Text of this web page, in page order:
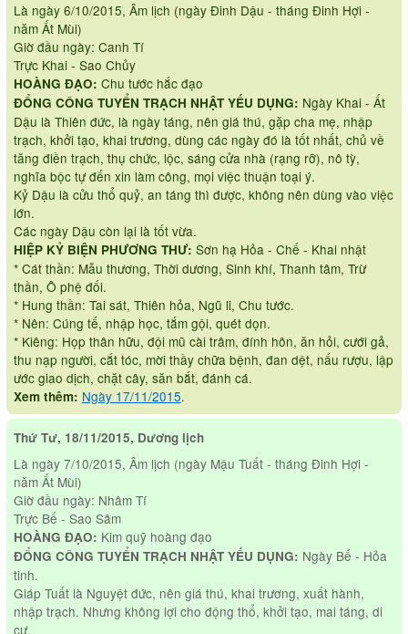
Là ngày 6/10/2015, Âm lịch (ngày Đinh Dậu - tháng Đinh Hợi -
năm Ất Mùi)
Giờ đầu ngày: Canh Tí
Trực Khai - Sao Chủy
HOÀNG ĐẠO: Chu tước hắc đạo
ĐỔNG CÔNG TUYỂN TRẠCH NHẬT YẾU DỤNG: Ngày Khai - Ất
Dậu là Thiên đức, là ngày táng, nên giá thú, gặp cha mẹ, nhập
trạch, khởi tạo, khai trương, dùng các ngày đó là tốt nhất, chủ về
tăng điền trạch, thụ chức, lộc, sáng cửa nhà (rạng rỡ), nô tỳ,
nghĩa bộc tự đến xin làm công, mọi việc thuận toại ý.
Kỷ Dậu là cửu thổ quỷ, an táng thì được, không nên dùng vào việc
lớn.
Các ngày Dậu còn lại là tốt vừa.
HIỆP KỶ BIỆN PHƯƠNG THƯ: Sơn hạ Hỏa - Chế - Khai nhật
* Cát thần: Mẫu thương, Thời dương, Sinh khí, Thanh tâm, Trừ
thần, Ô phệ đối.
* Hung thần: Tai sát, Thiên hỏa, Ngũ li, Chu tước.
* Nên: Cúng tế, nhập học, tắm gội, quét dọn.
* Kiêng: Họp thân hữu, đội mũ cài trâm, đính hôn, ăn hỏi, cưới gả,
thu nạp người, cắt tóc, mời thầy chữa bệnh, đan dệt, nấu rượu, lập
ước giao dịch, chặt cây, săn bắt, đánh cá.
Xem thêm: Ngày 17/11/2015.
Thứ Tư, 18/11/2015, Dương lịch
Là ngày 7/10/2015, Âm lịch (ngày Mậu Tuất - tháng Đinh Hợi -
năm Ất Mùi)
Giờ đầu ngày: Nhâm Tí
Trực Bế - Sao Sâm
HOÀNG ĐẠO: Kim quỹ hoàng đạo
ĐỔNG CÔNG TUYỂN TRẠCH NHẬT YẾU DỤNG: Ngày Bế - Hỏa
tinh.
Giáp Tuất là Nguyệt đức, nên giá thú, khai trương, xuất hành,
nhập trạch. Nhưng không lợi cho động thổ, khởi tạo, mai táng, di
cư.